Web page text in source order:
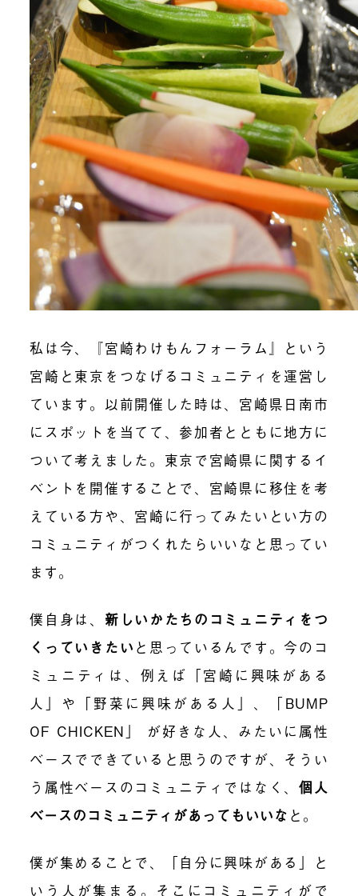
私は今、『宮崎わけもんフォーラム』という
宮崎と東京をつなげるコミュニティを運営し
ています。以前開催した時は、宮崎県日南市
にスポットを当てて、参加者とともに地方に
ついて考えました。東京で宮崎県に関するイ
ベントを開催することで、宮崎県に移住を考
えている方や、宮崎に行ってみたいとい方の
コミュニティがつくれたらいいなと思ってい
ます。
僕自身は、 新しいかたちのコミュニティをつ
くっていきたい と思っているんです。今のコ
ミュニティは、例えば「宮崎に興味がある
人」や「野菜に興味がある人」、「 BUMP
OF CHICKEN 」 が好きな人、みたいに属性
ベースでできていると思うのですが、そうい
う属性ベースのコミュニティではなく、 個人
ベースのコミュニティがあってもいいな と 。
僕が集めることで、「自分に興味がある」と
いう人が集まる。そこにコミュニティがで